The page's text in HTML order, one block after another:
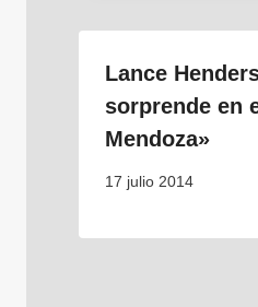
Lance
sorprende en
Mendoza»
17 julio 2014